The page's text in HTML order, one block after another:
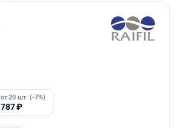
от 20 шт. (-7%)
787₽